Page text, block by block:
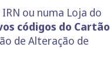
ou numa Loja do
códigos do Cartão
de Alteração de